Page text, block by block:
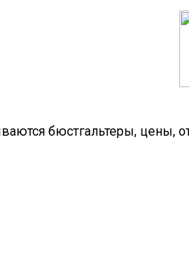
бюстгальтеры, цены,